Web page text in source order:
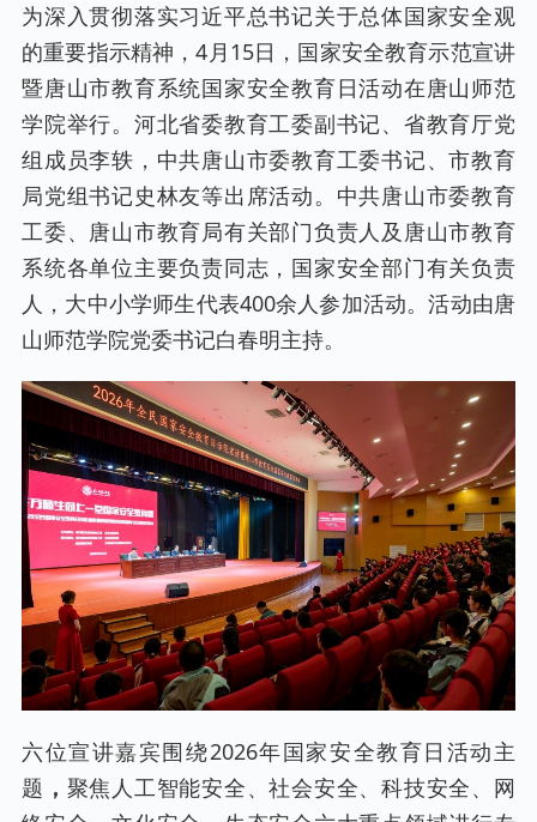
为深入贯彻落实习近平总书记关于总体国家安全观
的重要指示精神，4月15日，国家安全教育示范宣讲
暨唐山市教育系统国家安全教育日活动在唐山师范
学院举行。河北省委教育工委副书记、省教育厅党
组成员李轶，中共唐山市委教育工委书记、市教育
局党组书记史林友等出席活动。中共唐山市委教育
工委、唐山市教育局有关部门负责人及唐山市教育
系统各单位主要负责同志，国家安全部门有关负责
人，大中小学师生代表400余人参加活动。活动由唐
山师范学院党委书记白春明主持。
六位宣讲嘉宾围绕2026年国家安全教育日活动主
题 ， 聚焦人工智能安全、社会安全、科技安全、网